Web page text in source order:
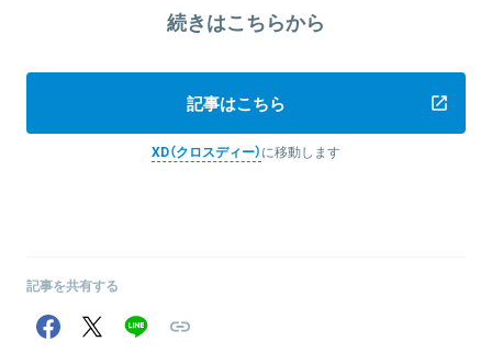
続きはこちらから
記事はこちら
XD（クロスディー）に移動します
記事を共有する